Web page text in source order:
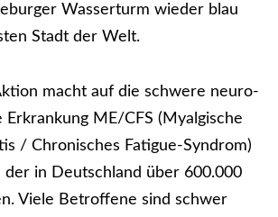
Wasserturm wieder blau
Stadt der Welt.
macht auf die schwere neuro-
Erkrankung ME/CFS (Myalgische
/ Chronisches Fatigue-Syndrom)
der in Deutschland über 600.000
Viele Betroffene sind schwer